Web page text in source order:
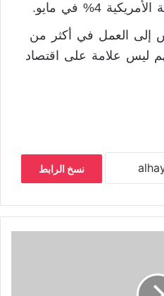
4% في مايو.
إلى العمل في أكثر من
ليس علامة على اقتصاد
نسخ الرابط